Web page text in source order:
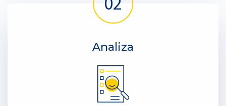
Analiza